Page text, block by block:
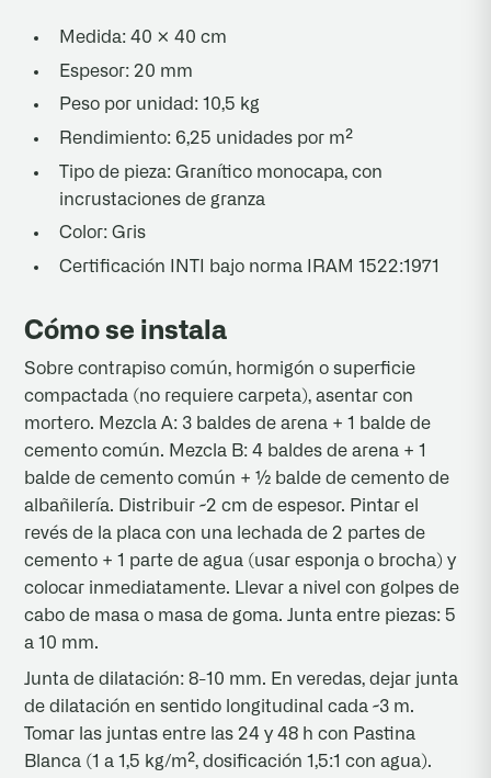
Medida: 40 × 40 cm
Espesor: 20 mm
Peso por unidad: 10,5 kg
Rendimiento: 6,25 unidades por m²
Tipo de pieza: Granítico monocapa, con
incrustaciones de granza
Color: Gris
Certificación INTI bajo norma IRAM 1522:1971
Cómo se instala
Sobre contrapiso común, hormigón o superficie
compactada (no requiere carpeta), asentar con
mortero. Mezcla A: 3 baldes de arena + 1 balde de
cemento común. Mezcla B: 4 baldes de arena + 1
balde de cemento común + ½ balde de cemento de
albañilería. Distribuir ~2 cm de espesor. Pintar el
revés de la placa con una lechada de 2 partes de
cemento + 1 parte de agua (usar esponja o brocha) y
colocar inmediatamente. Llevar a nivel con golpes de
cabo de masa o masa de goma. Junta entre piezas: 5
a 10 mm.
Junta de dilatación: 8-10 mm. En veredas, dejar junta
de dilatación en sentido longitudinal cada ~3 m.
Tomar las juntas entre las 24 y 48 h con Pastina
Blanca (1 a 1,5 kg/m², dosificación 1,5:1 con agua).